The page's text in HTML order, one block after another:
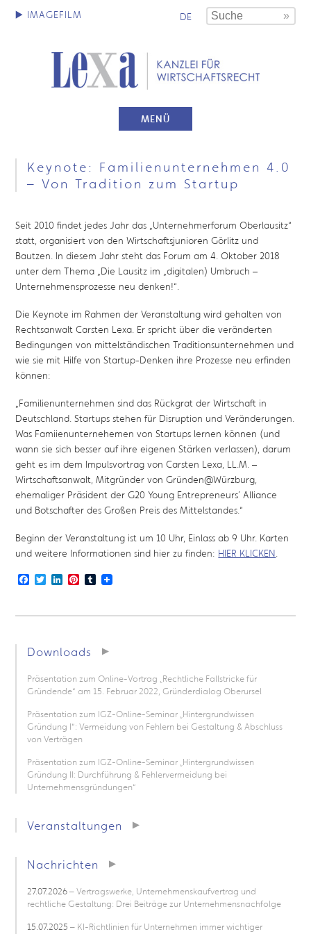
DE
MENÜ
Keynote: Familienunternehmen 4.0
– Von Tradition zum Startup
Seit 2010 findet jedes Jahr das „Unternehmerforum Oberlausitz“
statt, organisiert von den Wirtschaftsjunioren Görlitz und
Bautzen. In diesem Jahr steht das Forum am 4. Oktober 2018
unter dem Thema „Die Lausitz im „digitalen) Umbruch –
Unternehmensprozesse neu denken!“.
Die Keynote im Rahmen der Veranstaltung wird gehalten von
Rechtsanwalt Carsten Lexa. Er spricht über die veränderten
Bedingungen von mittelständischen Traditionsunternehmen und
wie sie mit Hilfe von Startup-Denken ihre Prozesse neu erfinden
können:
„Familienunternehmen sind das Rückgrat der Wirtschaft in
Deutschland. Startups stehen für Disruption und Veränderungen.
Was Famiienunternehemen von Startups lernen können (und
wann sie sich besser auf ihre eigenen Stärken verlassen), darum
geht es im dem Impulsvortrag von Carsten Lexa, LL.M. –
Wirtschaftsanwalt, Mitgründer von Gründen@Würzburg,
ehemaliger Präsident der G20 Young Entrepreneurs´ Alliance
und Botschafter des Großen Preis des Mittelstandes.“
Beginn der Veranstaltung ist um 10 Uhr, Einlass ab 9 Uhr. Karten
und weitere Informationen sind hier zu finden: HIER KLICKEN.
Facebook
TwitterLinkedIn
Pinterest
Tumblr
Downloads
Präsentation zum Online-Vortrag „Rechtliche Fallstricke für
Gründende“ am 15. Februar 2022, Gründerdialog Oberursel
Präsentation zum IGZ-Online-Seminar „Hintergrundwissen
Gründung I“: Vermeidung von Fehlern bei Gestaltung & Abschluss
von Verträgen
Präsentation zum IGZ-Online-Seminar „Hintergrundwissen
Gründung II: Durchführung & Fehlervermeidung bei
Unternehmensgründungen“
Veranstaltungen
Nachrichten
27.07.2026– Vertragswerke, Unternehmenskaufvertrag und
rechtliche Gestaltung: Drei Beiträge zur Unternehmensnachfolge
15.07.2025 – KI-Richtlinien für Unternehmen immer wichtiger